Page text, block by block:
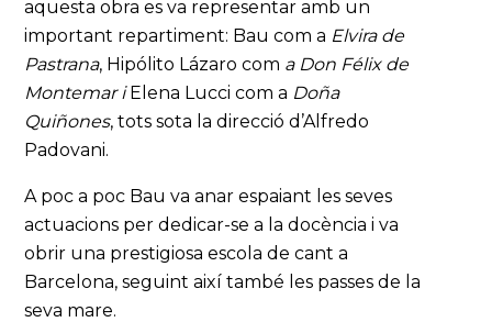
aquesta obra es va representar amb un
important repartiment: Bau com a Elvira de
Pastrana, Hipólito Lázaro com a Don Félix de
MontemariElena Lucci com a Doña
Quiñones, tots sota la direcció d’Alfredo
Padovani.
A poc a poc Bau va anar espaiant les seves
actuacions per dedicar-se a la docència i va
obrir una prestigiosa escola de cant a
Barcelona, seguint així també les passes de la
seva mare.